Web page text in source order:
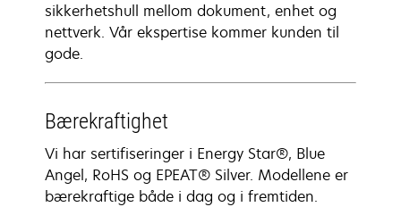
sikkerhetshull mellom dokument, enhet og
nettverk. Vår ekspertise kommer kunden til
gode.
Bærekraftighet
Vi har sertifiseringer i Energy Star®, Blue
Angel, RoHS og EPEAT® Silver. Modellene er
bærekraftige både i dag og i fremtiden.